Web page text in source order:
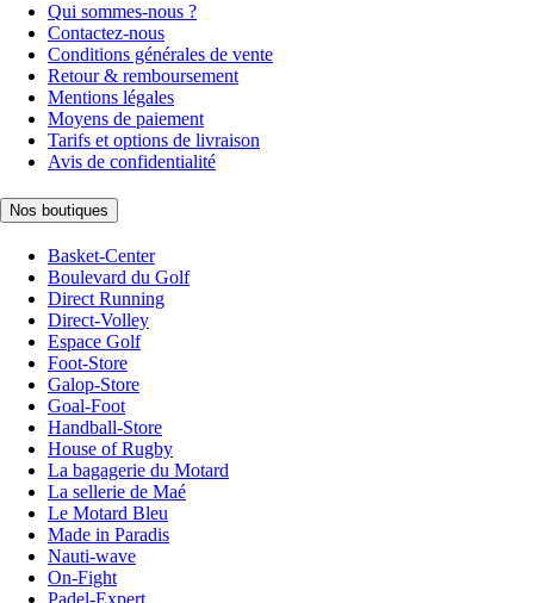
Qui sommes-nous ?
Contactez-nous
Conditions générales de vente
Retour & remboursement
Mentions légales
Moyens de paiement
Tarifs et options de livraison
Avis de confidentialité
Nos boutiques
Basket-Center
Boulevard du Golf
Direct Running
Direct-Volley
Espace Golf
Foot-Store
Galop-Store
Goal-Foot
Handball-Store
House of Rugby
La bagagerie du Motard
La sellerie de Maé
Le Motard Bleu
Made in Paradis
Nauti-wave
On-Fight
Padel-Expert